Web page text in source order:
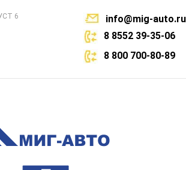
6
info@mig-auto.ru
8 8552 39-35-06
8 800 700-80-89